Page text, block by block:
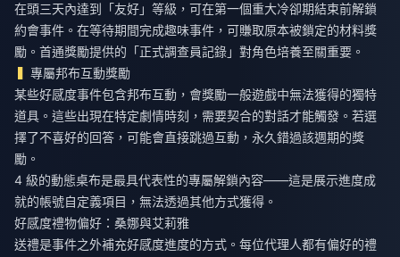
在頭三天內達到「友好」等級，可在第一個重大冷卻期結束前解鎖
約會事件。在等待期間完成趣味事件，可賺取原本被鎖定的材料獎
勵。首通獎勵提供的「正式調查員記錄」對角色培養至關重要。
專屬邦布互動獎勵
某些好感度事件包含邦布互動，會獎勵一般遊戲中無法獲得的獨特
道具。這些出現在特定劇情時刻，需要契合的對話才能觸發。若選
擇了不喜好的回答，可能會直接跳過互動，永久錯過該週期的獎
勵。
4 級的動態桌布是最具代表性的專屬解鎖內容——這是展示進度成
就的帳號自定義項目，無法透過其他方式獲得。
好感度禮物偏好：桑娜與艾莉雅
送禮是事件之外補充好感度進度的方式。每位代理人都有偏好的禮